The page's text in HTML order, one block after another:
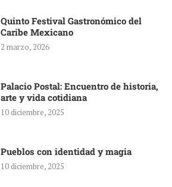
Quinto Festival Gastronómico del
Caribe Mexicano
2 marzo, 2026
Palacio Postal: Encuentro de historia,
arte y vida cotidiana
10 diciembre, 2025
Pueblos con identidad y magia
10 diciembre, 2025